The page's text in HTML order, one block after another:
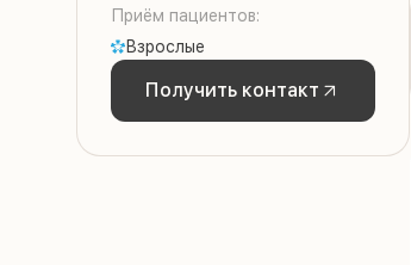
Приём пациентов:
Взрослые
Получить контакт